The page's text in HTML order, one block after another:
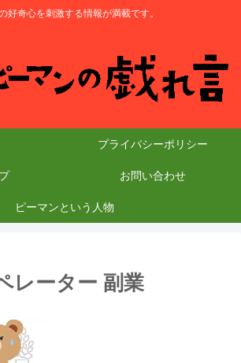
好奇心を刺激する情報が満載です。
プライバシーポリシー
お問い合わせ
ピーマンという人物
レーター 副業